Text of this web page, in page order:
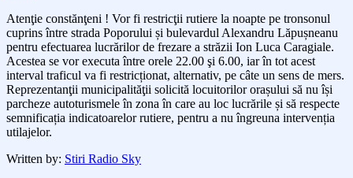
Atenţie constănţeni ! Vor fi restricţii rutiere la noapte pe tronsonul
cuprins între strada Poporului și bulevardul Alexandru Lăpușneanu
pentru efectuarea lucrărilor de frezare a străzii Ion Luca Caragiale.
Acestea se vor executa între orele 22.00 şi 6.00, iar în tot acest
interval traficul va fi restricționat, alternativ, pe câte un sens de mers.
Reprezentanţii municipalităţii solicită locuitorilor orașului să nu își
parcheze autoturismele în zona în care au loc lucrările și să respecte
semnificația indicatoarelor rutiere, pentru a nu îngreuna intervenția
utilajelor.
Written by: Stiri Radio Sky